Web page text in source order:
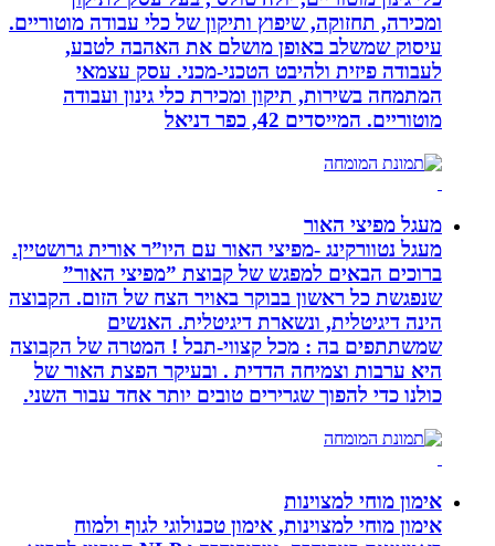
ומכירה, תחזוקה, שיפוץ ותיקון של כלי עבודה מוטוריים.
עיסוק שמשלב באופן מושלם את האהבה לטבע,
לעבודה פיזית ולהיבט הטכני-מכני. עסק עצמאי
המתמחה בשירות, תיקון ומכירת כלי גינון ועבודה
מוטוריים. המייסדים 42, כפר דניאל
מעגל מפיצי האור
מעגל נטוורקינג -מפיצי האור עם היו”ר אורית גרושטיין.
ברוכים הבאים למפגש של קבוצת ”מפיצי האור”
שנפגשת כל ראשון בבוקר באויר הצח של הזום. הקבוצה
הינה דיגיטלית, ונשארת דיגיטלית. האנשים
שמשתתפים בה : מכל קצווי-תבל ! המטרה של הקבוצה
היא ערבות וצמיחה הדדית . ובעיקר הפצת האור של
כולנו כדי להפוך שגרירים טובים יותר אחד עבור השני.
אימון מוחי למצוינות
אימון מוחי למצוינות, אימון טכנולוגי לגוף ולמוח